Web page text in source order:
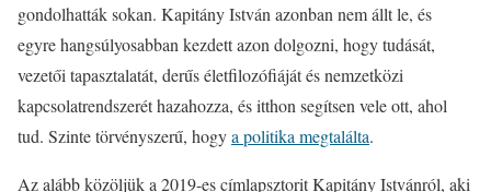
gondolhatták sokan. Kapitány István azonban nem állt le, és
egyre hangsúlyosabban kezdett azon dolgozni, hogy tudását,
vezetői tapasztalatát, derűs életfilozófiáját és nemzetközi
kapcsolatrendszerét hazahozza, és itthon segítsen vele ott, ahol
tud. Szinte törvényszerű, hogya politika megtalálta.
Az alább közöljük a 2019-es címlapsztorit Kapitány Istvánról, aki